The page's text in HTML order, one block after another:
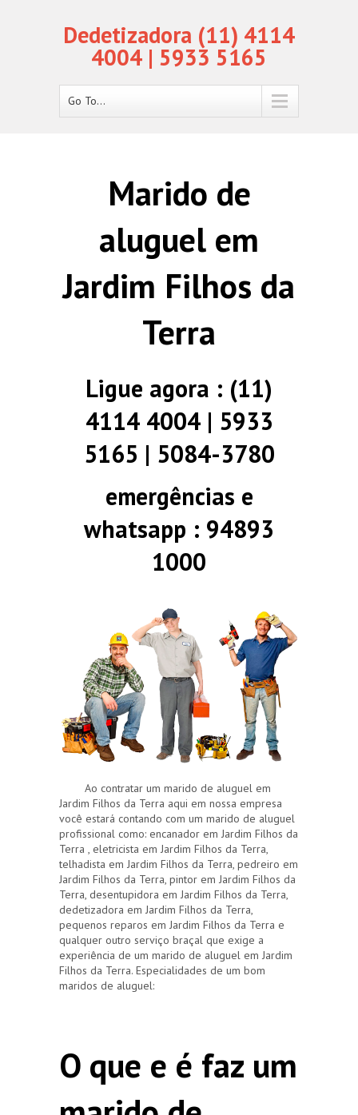
Dedetizadora (11) 4114
4004 | 5933 5165
Go To...
Marido de
aluguel em
Jardim Filhos da
Terra
Ligue agora : (11)
4114 4004 | 5933
5165 | 5084-3780
emergências e
whatsapp : 94893
1000
Ao contratar um marido de aluguel em
Jardim Filhos da Terra aqui em nossa empresa
você estará contando com um marido de aluguel
profissional como: encanador em Jardim Filhos da
Terra , eletricista em Jardim Filhos da Terra,
telhadista em Jardim Filhos da Terra, pedreiro em
Jardim Filhos da Terra, pintor em Jardim Filhos da
Terra, desentupidora em Jardim Filhos da Terra,
dedetizadora em Jardim Filhos da Terra,
pequenos reparos em Jardim Filhos da Terra e
qualquer outro serviço braçal que exige a
experiência de um marido de aluguel em Jardim
Filhos da Terra. Especialidades de um bom
maridos de aluguel:
O que e é faz um